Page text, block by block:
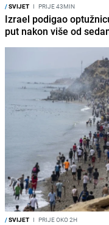
/SVIJET I PRIJE 43MIN
Izrael podigao
put nakon više od
/SVIJET I PRIJE OKO 2H